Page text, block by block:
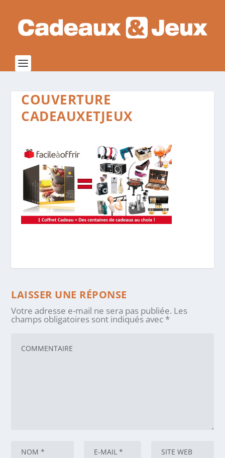
COUVERTURE
CADEAUXETJEUX
LAISSER UNE RÉPONSE
Votre adresse e-mail ne sera pas publiée. Les
champs obligatoires sont indiqués avec *